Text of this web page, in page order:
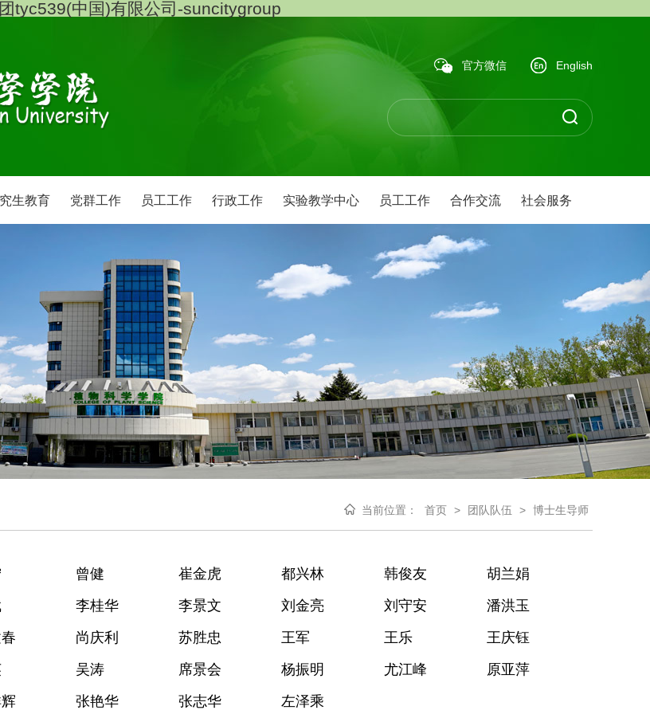
tyc539(中国)有限公司-suncitygroup
官方微信 English
生教育 党群工作 员工工作 行政工作 实验教学中心 员工工作 合作交流 社会服务
当前位置： 首页 > 团队队伍 > 博士生导师
曾健 崔金虎 都兴林 韩俊友
胡兰娟
李桂华 李景文 刘金亮 刘守安
潘洪玉
尚庆利 苏胜忠 王军 王乐
王庆钰
吴涛 席景会 杨振明 尤江峰
原亚萍
张艳华 张志华 左泽乘